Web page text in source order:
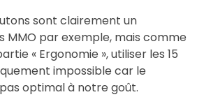
sont clairement un
MMO par exemple, mais comme
« Ergonomie », utiliser les 15
impossible car le
optimal à notre goût.